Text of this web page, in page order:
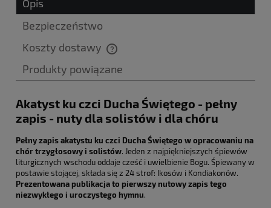
Opis
Bezpieczeństwo
Koszty dostawy
Cena nie zawiera ewentualnych kosztów płatności
Produkty powiązane
Akatyst ku czci Ducha Świętego - pełny
zapis - nuty dla solistów i dla chóru
Pełny zapis akatystu ku czci Ducha Świętego w opracowaniu na
chór trzygłosowy i solistów. Jeden z najpiękniejszych śpiewów
liturgicznych wschodu oddaje cześć i uwielbienie Bogu. Śpiewany w
postawie stojącej, składa się z 24 strof: Ikosów i Kondiakonów.
Prezentowana publikacja to pierwszy nutowy zapis tego
niezwykłego i uroczystego hymnu.